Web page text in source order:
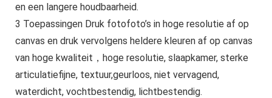
en een langere houdbaarheid.
3 Toepassingen Druk fotofoto’s in hoge resolutie af op
canvas en druk vervolgens heldere kleuren af ​​op canvas
van hoge kwaliteit，hoge resolutie, slaapkamer, sterke
articulatiefijne, textuur,geurloos, niet vervagend,
waterdicht, vochtbestendig, lichtbestendig.